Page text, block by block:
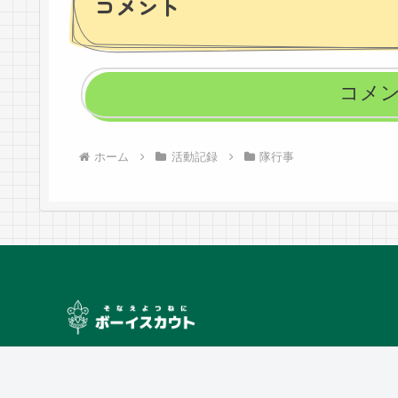
コメント
コメ
ホーム 活動記録 隊行事